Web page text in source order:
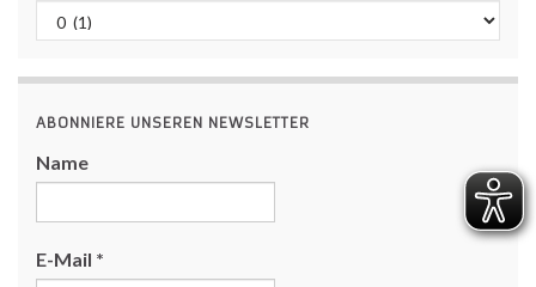
Archiv
ABONNIERE UNSEREN NEWSLETTER
Name
E-Mail *